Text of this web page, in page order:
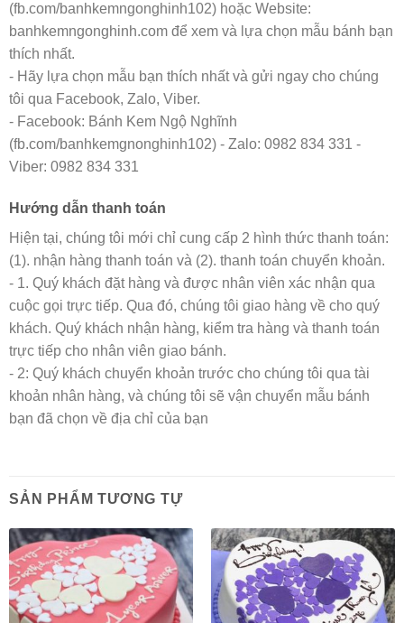
(fb.com/banhkemngonghinh102) hoặc Website:
banhkemngonghinh.com để xem và lựa chọn mẫu bánh bạn
thích nhất.
- Hãy lựa chọn mẫu bạn thích nhất và gửi ngay cho chúng
tôi qua Facebook, Zalo, Viber.
- Facebook: Bánh Kem Ngộ Nghĩnh
(fb.com/banhkemgnonghinh102) - Zalo: 0982 834 331 -
Viber: 0982 834 331
Hướng dẫn thanh toán
Hiện tại, chúng tôi mới chỉ cung cấp 2 hình thức thanh toán:
(1). nhận hàng thanh toán và (2). thanh toán chuyển khoản.
- 1. Quý khách đặt hàng và được nhân viên xác nhận qua
cuộc gọi trực tiếp. Qua đó, chúng tôi giao hàng về cho quý
khách. Quý khách nhận hàng, kiểm tra hàng và thanh toán
trực tiếp cho nhân viên giao bánh.
- 2: Quý khách chuyển khoản trước cho chúng tôi qua tài
khoản nhân hàng, và chúng tôi sẽ vận chuyển mẫu bánh
bạn đã chọn về địa chỉ của bạn
SẢN PHẨM TƯƠNG TỰ